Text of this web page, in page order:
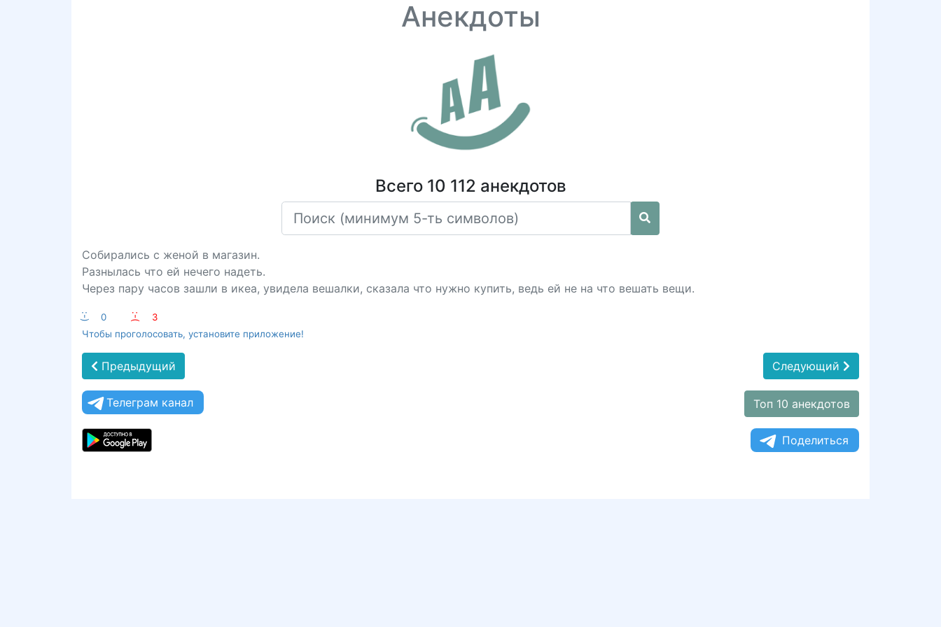
Анекдоты
Всего 10 112 анекдотов
Собирались с женой в магазин.
Разнылась что ей нечего надеть.
Через пару часов зашли в икеа, увидела вешалки, сказала что нужно купить, ведь ей не на что вешать вещи.
:-) 0 :-(
3
Чтобы проголосовать, установите приложение!
Предыдущий Следующий
Телеграм канал Топ 10 анекдотов
Поделиться